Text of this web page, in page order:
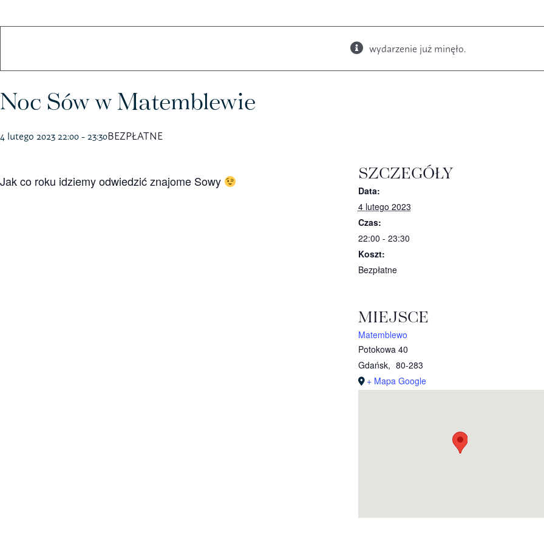
Koszulki Kubki Książki Budki i karmniki
wydarzenie już minęło.
Noc Sów w Matemblewie
4 lutego 2023 22:00 - 23:30BEZPŁATNE
Jak co roku idziemy odwiedzić znajome Sowy SZCZEGÓŁY
Data:
4 lutego 2023
Czas:
22:00 - 23:30
Koszt:
Bezpłatne
MIEJSCE
Matemblewo
Potokowa 40
Gdańsk, 80-283
+ Mapa Google